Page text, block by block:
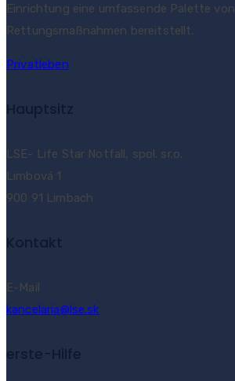
Einrichtung eine umfassende Palette von
Rettungsmaßnahmen bereitstellt.
Privatleben
Hauptsitz
LSE- Life Star Notfall, spol. sr.o.
Limbová 1
900 91 Limbach
Kontakt
E-Mail
kancelaria@lse.sk
erste-Hilfe